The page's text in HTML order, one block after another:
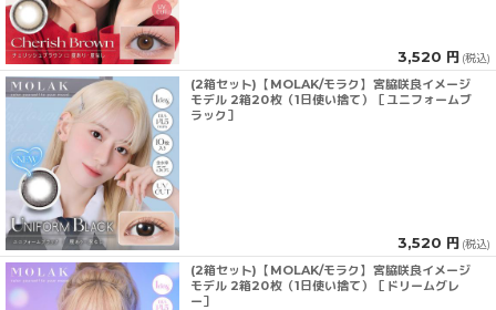
3,520 円 (税込)
(2箱セット)【MOLAK/モラク】宮脇咲良イメージ
モデル 2箱20枚（1日使い捨て）［ユニフォームブ
ラック］
3,520 円 (税込)
(2箱セット)【MOLAK/モラク】宮脇咲良イメージ
モデル 2箱20枚（1日使い捨て）［ドリームグレ
ー］